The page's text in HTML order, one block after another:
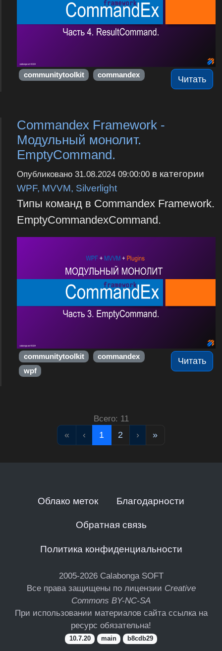
Читать
communitytoolkit commandex
Commandex Framework -
Модульный монолит.
EmptyCommand.
Опубликовано 31.08.2024 09:00:00в категории
WPF, MVVM, Silverlight
Типы команд в Commandex Framework.
EmptyCommandexCommand.
Читать
communitytoolkit
commandex
wpf
Всего: 11
« ‹ 1 2 › »
Облако меток Благодарности
Обратная связь
Политика конфиденциальности
2005-2026 Calabonga SOFT
Все права защищены по лицензии Creative
Commons BY-NC-SA
При использовании материалов сайта ссылка на
ресурс обязательна!
10.7.20 main b8cdb29